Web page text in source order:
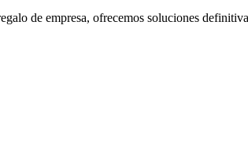
de empresa, ofrecemos soluciones